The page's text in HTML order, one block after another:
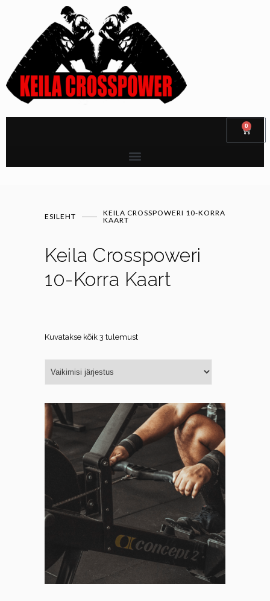
0
ESILEHT
KEILA CROSSPOWERI 10-KORRA
KAART
Keila Crosspoweri
10-Korra Kaart
Kuvatakse kõik 3 tulemust